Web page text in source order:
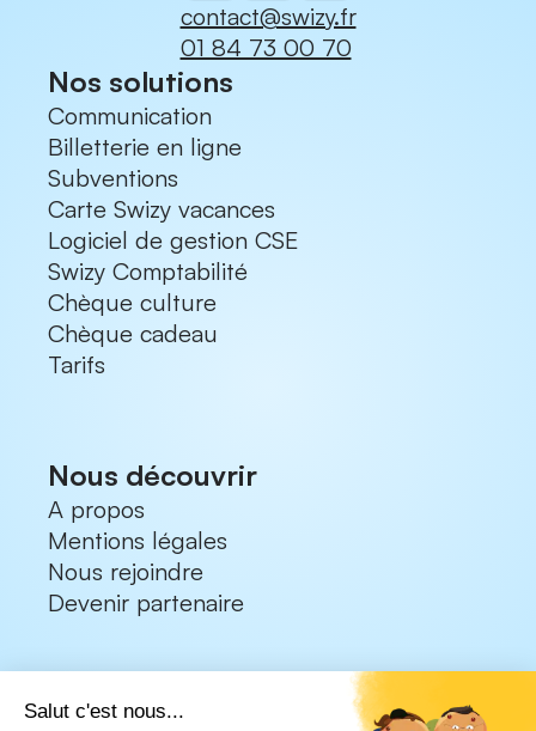
contact@swizy.fr
01 84 73 00 70
Nos solutions
Communication
Billetterie en ligne
Subventions
Carte Swizy vacances
Logiciel de gestion CSE
Swizy Comptabilité
Chèque culture
Chèque cadeau
Tarifs
Nous découvrir
A propos
Mentions légales
Nous rejoindre
Devenir partenaire
Nos ressources